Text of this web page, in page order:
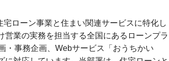
ローン事業と住まい関連サービスに特化し
業の実務を担当する全国にあるローンプラ
・事務企画、Webサービス「おうちかい